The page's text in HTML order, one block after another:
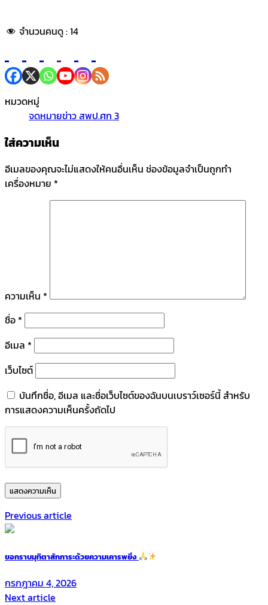
จำนวนคนดู :14
หมวดหมู่
จดหมายข่าว สพป.ศก 3
ใส่ความเห็น
อีเมลของคุณจะไม่แสดงให้คนอื่นเห็น ช่องข้อมูลจำเป็นถูกทำ
เครื่องหมาย *
ความเห็น *
ชื่อ *
อีเมล *
เว็บไซต์
บันทึกชื่อ, อีเมล และชื่อเว็บไซต์ของฉันบนเบราว์เซอร์นี้ สำหรับ
การแสดงความเห็นครั้งถัดไป
Previous article
ขอกราบมุทิตาสักการะด้วยความเคารพยิ่ง
กรกฎาคม 4, 2026
Next article